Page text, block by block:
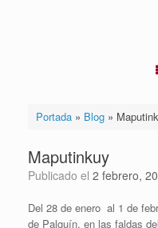
Portada» Blog»
Maputinkuy
Publicado el 2 febrero,
Del 28 de enero al 1 de
de Palguín, en las faldas